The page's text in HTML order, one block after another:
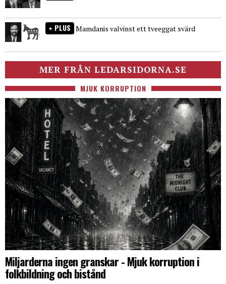
PLUS Mamdanis valvinst ett tveeggat svärd
MER FRÅN LEDARSIDORNA.SE
MJUK KORRUPTION
Miljarderna ingen granskar - Mjuk korruption i
folkbildning och bistånd